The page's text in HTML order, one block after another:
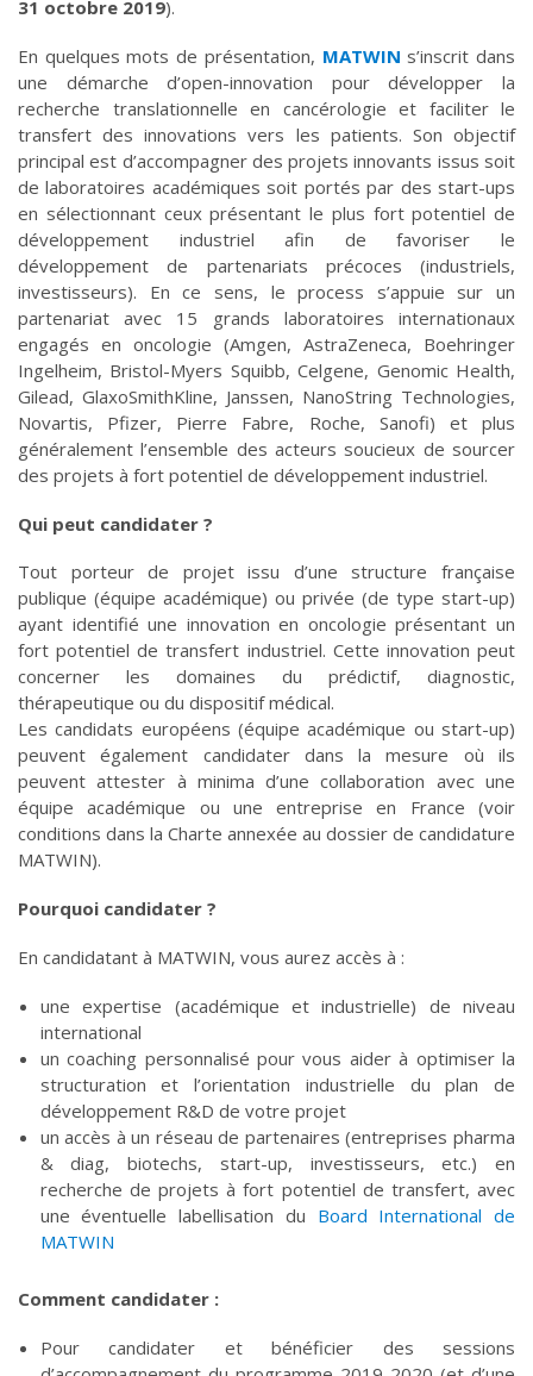
31 octobre 2019).
En quelques mots de présentation, MATWIN s’inscrit dans
une démarche d’open-innovation pour développer la
recherche translationnelle en cancérologie et faciliter le
transfert des innovations vers les patients. Son objectif
principal est d’accompagner des projets innovants issus soit
de laboratoires académiques soit portés par des start-ups
en sélectionnant ceux présentant le plus fort potentiel de
développement industriel afin de favoriser le
développement de partenariats précoces (industriels,
investisseurs). En ce sens, le process s’appuie sur un
partenariat avec 15 grands laboratoires internationaux
engagés en oncologie (Amgen, AstraZeneca, Boehringer
Ingelheim, Bristol-Myers Squibb, Celgene, Genomic Health,
Gilead, GlaxoSmithKline, Janssen, NanoString Technologies,
Novartis, Pfizer, Pierre Fabre, Roche, Sanofi) et plus
généralement l’ensemble des acteurs soucieux de sourcer
des projets à fort potentiel de développement industriel.
Qui peut candidater ?
Tout porteur de projet issu d’une structure française
publique (équipe académique) ou privée (de type start-up)
ayant identifié une innovation en oncologie présentant un
fort potentiel de transfert industriel. Cette innovation peut
concerner les domaines du prédictif, diagnostic,
thérapeutique ou du dispositif médical.
Les candidats européens (équipe académique ou start-up)
peuvent également candidater dans la mesure où ils
peuvent attester à minima d’une collaboration avec une
équipe académique ou une entreprise en France (voir
conditions dans la Charte annexée au dossier de candidature
MATWIN).
Pourquoi candidater ?
En candidatant à MATWIN, vous aurez accès à :
une expertise (académique et industrielle) de niveau
international
un coaching personnalisé pour vous aider à optimiser la
structuration et l’orientation industrielle du plan de
développement R&D de votre projet
un accès à un réseau de partenaires (entreprises pharma
& diag, biotechs, start-up, investisseurs, etc.) en
recherche de projets à fort potentiel de transfert, avec
une éventuelle labellisation du Board International de
MATWIN
Comment candidater :
Pour candidater et bénéficier des sessions